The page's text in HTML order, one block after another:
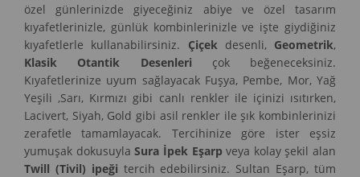
özel günlerinizde giyeceğiniz abiye ve özel tasarım
kıyafetlerinizle, günlük kombinlerinizle ve işte giydiğiniz
kıyafetlerle kullanabilirsiniz. Çiçekdesenli, Geometrik,
Klasik Otantik Desenleri çok beğeneceksiniz.
Kıyafetlerinize uyum sağlayacak Fuşya, Pembe, Mor, Yağ
Yeşili ,Sarı, Kırmızı gibi canlı renkler ile içinizi ısıtırken,
Lacivert, Siyah, Gold gibi asil renkler ile şık kombinlerinizi
zerafetle tamamlayacak. Tercihinize göre ister eşsiz
yumuşak dokusuylaSura İpek Eşarpveya kolay şekil alan
Twill (Tivil) ipeği tercih edebilirsiniz. Sultan Eşarp, tüm